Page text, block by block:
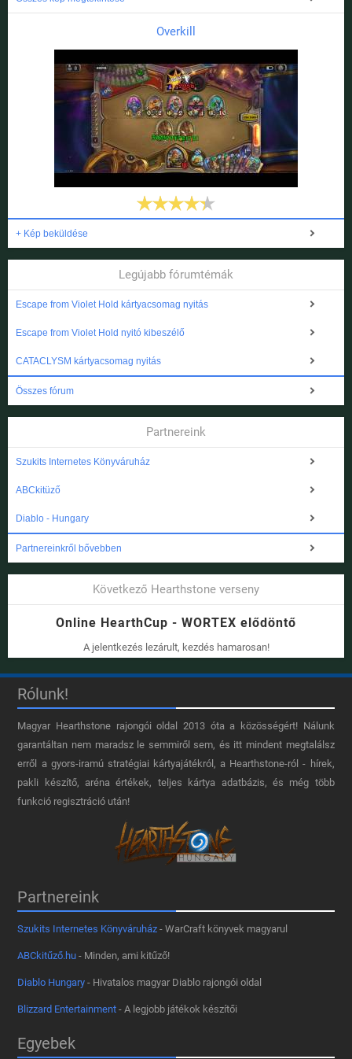
Overkill
+ Kép beküldése
Legújabb fórumtémák
Escape from Violet Hold kártyacsomag nyitás
Escape from Violet Hold nyitó kibeszélő
CATACLYSM kártyacsomag nyitás
Összes fórum
Partnereink
Szukits Internetes Könyváruház
ABCkitüző
Diablo - Hungary
Partnereinkről bővebben
Következő Hearthstone verseny
Online HearthCup - WORTEX elődöntő
A jelentkezés lezárult, kezdés hamarosan!
Rólunk!
Magyar Hearthstone​ rajongói oldal 2013 óta a közösségért! Nálunk
garantáltan nem maradsz le semmiről sem, és itt mindent megtalálsz
erről a gyors-iramú stratégiai kártyajátékról, a Hearthstone-ról - hírek,
pakli készítő, aréna értékek, teljes kártya adatbázis, és még több
funkció regisztráció után!
Partnereink
Szukits Internetes Könyváruház - WarCraft könyvek magyarul
ABCkitűző.hu - Minden, ami kitűző!
Diablo Hungary - Hivatalos magyar Diablo rajongói oldal
Blizzard Entertainment - A legjobb játékok készítői
Egyebek